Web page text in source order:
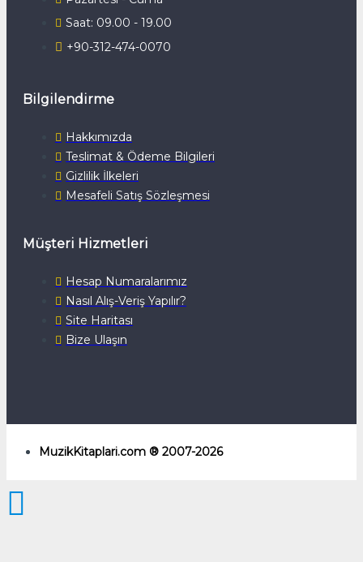
Saat: 09.00 - 19.00
+90-312-474-0070
Bilgilendirme
Hakkımızda
Teslimat & Ödeme Bilgileri
Gizlilik İlkeleri
Mesafeli Satış Sözleşmesi
Müşteri Hizmetleri
Hesap Numaralarımız
Nasıl Alış-Veriş Yapılır?
Site Haritası
Bize Ulaşın
MuzikKitaplari.com ® 2007-2026